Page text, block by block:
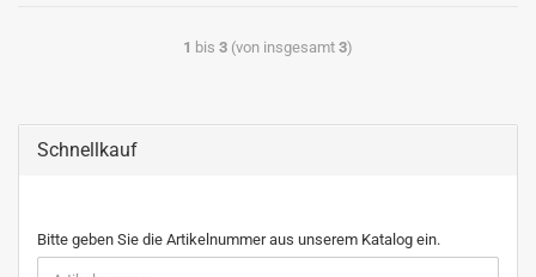
1 bis 3 (von insgesamt 3)
Schnellkauf
Bitte geben Sie die Artikelnummer aus unserem Katalog ein.